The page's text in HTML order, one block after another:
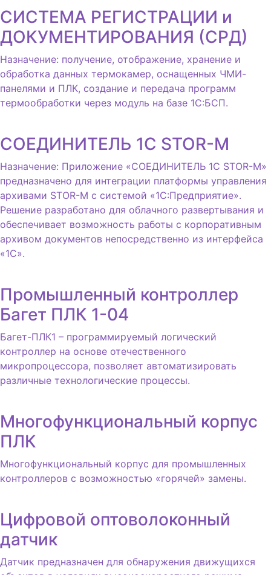
СИСТЕМА РЕГИСТРАЦИИ и
ДОКУМЕНТИРОВАНИЯ (СРД)
Назначение: получение, отображение, хранение и
обработка данных термокамер, оснащенных ЧМИ-
панелями и ПЛК, создание и передача программ
термообработки через модуль на базе 1С:БСП.
СОЕДИНИТЕЛЬ 1С STOR-M
Назначение: Приложение «СОЕДИНИТЕЛЬ 1С STOR-M»
предназначено для интеграции платформы управления
архивами STOR-M с системой «1С:Предприятие».
Решение разработано для облачного развертывания и
обеспечивает возможность работы с корпоративным
архивом документов непосредственно из интерфейса
«1С».
Промышленный контроллер
Багет ПЛК 1-04
Багет-ПЛК1 – программируемый логический
контроллер на основе отечественного
микропроцессора, позволяет автоматизировать
различные технологические процессы.
Многофункциональный корпус
ПЛК
Многофункциональный корпус для промышленных
контроллеров с возможностью «горячей» замены.
Цифровой оптоволоконный
датчик
Датчик предназначен для обнаружения движущихся